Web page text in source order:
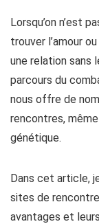
Lorsqu’on n’est
trouver l’amour
une relation sans
parcours du
nous offre de
rencontres, même
génétique.
Dans cet article,
sites de
avantages et